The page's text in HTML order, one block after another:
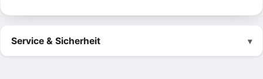
Service & Sicherheit